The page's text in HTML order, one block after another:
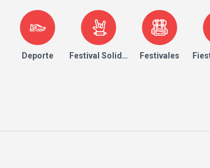
Deporte Festival Solidario Festivales